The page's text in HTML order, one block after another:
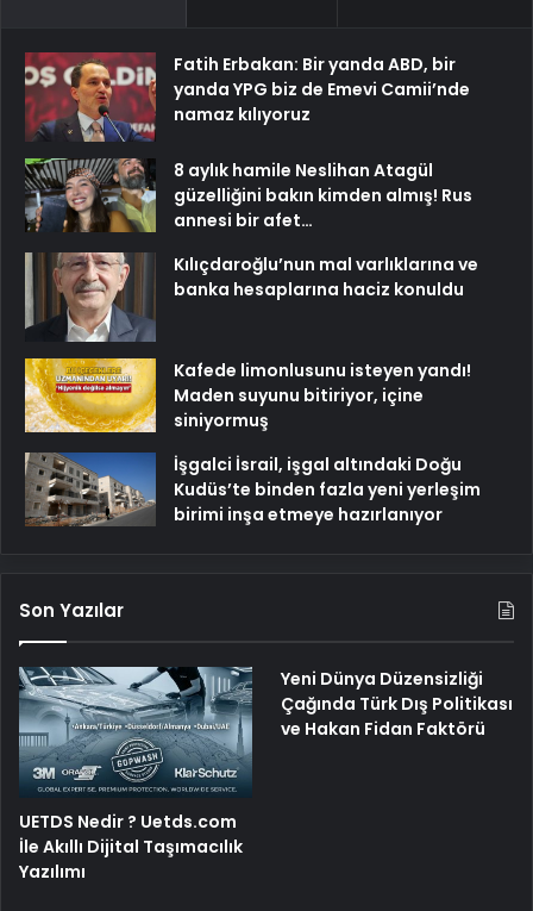
Fatih Erbakan: Bir yanda ABD, bir
yanda YPG biz de Emevi Camii’nde
namaz kılıyoruz
8 aylık hamile Neslihan Atagül
güzelliğini bakın kimden almış! Rus
annesi bir afet…
Kılıçdaroğlu’nun mal varlıklarına ve
banka hesaplarına haciz konuldu
Kafede limonlusunu isteyen yandı!
Maden suyunu bitiriyor, içine
siniyormuş
İşgalci İsrail, işgal altındaki Doğu
Kudüs’te binden fazla yeni yerleşim
birimi inşa etmeye hazırlanıyor
Son Yazılar
UETDS Nedir ? Uetds.com
İle Akıllı Dijital Taşımacılık
Yazılımı
Yeni Dünya Düzensizliği
Çağında Türk Dış Politikası
ve Hakan Fidan Faktörü